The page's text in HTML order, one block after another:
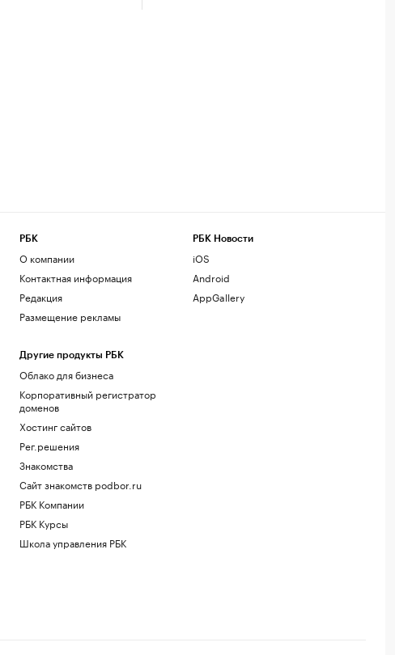
РБК
О компании
Контактная информация
Редакция
Размещение рекламы
Другие продукты РБК
Облако для бизнеса
Корпоративный регистратор
доменов
Хостинг сайтов
Рег.решения
Знакомства
Сайт знакомств podbor.ru
РБК Компании
РБК Курсы
Школа управления РБК
РБК Новости
iOS
Android
AppGallery